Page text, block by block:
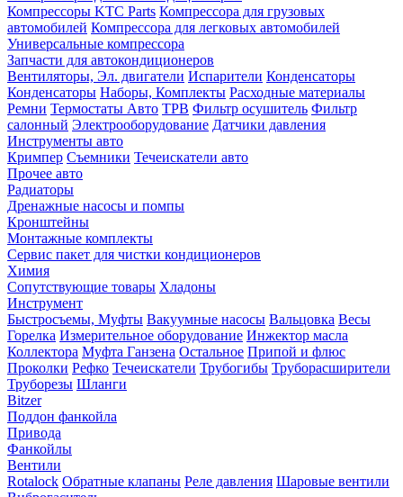
Компрессоры KTC Parts Компрессора для грузовых
автомобилей Компрессора для легковых автомобилей
Универсальные компрессора
Запчасти для автокондиционеров
Вентиляторы, Эл. двигатели Испарители Конденсаторы
Конденсаторы Наборы, Комплекты Расходные материалы
Ремни Термостаты Авто ТРВ Фильтр осушитель Фильтр
салонный Электрооборудование Датчики давления
Инструменты авто
Кримпер Съемники Течеискатели авто
Прочее авто
Радиаторы
Дренажные насосы и помпы
Кронштейны
Монтажные комплекты
Сервис пакет для чистки кондиционеров
Химия
Сопутствующие товары Хладоны
Инструмент
Быстросъемы, Муфты Вакуумные насосы Вальцовка Весы
Горелка Измерительное оборудование Инжектор масла
Коллектора Муфта Ганзена Остальное Припой и флюс
Проколки Рефко Течеискатели Трубогибы Труборасширители
Труборезы Шланги
Bitzer
Поддон фанкойла
Привода
Фанкойлы
Вентили
Rotalock Обратные клапаны Реле давления Шаровые вентили